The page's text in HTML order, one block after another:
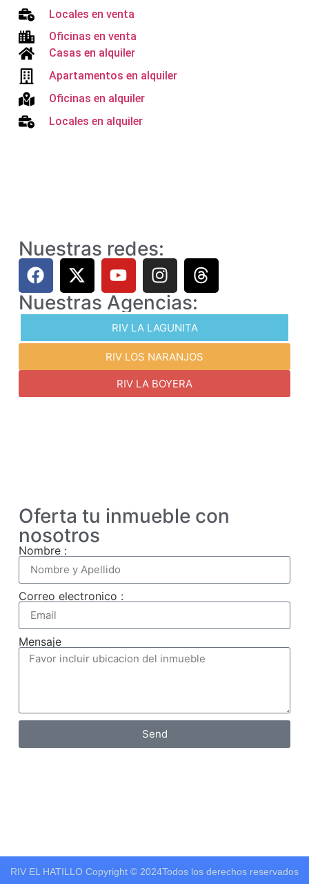
Locales en venta
Oficinas en venta
Casas en alquiler
Apartamentos en alquiler
Oficinas en alquiler
Locales en alquiler
Nuestras redes:
Nuestras Agencias:
RIV LA LAGUNITA
RIV LOS NARANJOS
RIV LA BOYERA
Oferta tu inmueble con
nosotros
Nombre :
Correo electronico :
Mensaje
Send
RIV EL HATILLO Copyright © 2024Todos los derechos reservados